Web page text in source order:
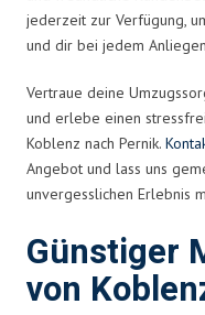
jederzeit zur Verfügung,
und dir bei jedem
Vertraue deine
und erlebe einen
Koblenz nach Pernik.
Angebot und lass uns
unvergesslichen Erlebnis
Günstiger
von